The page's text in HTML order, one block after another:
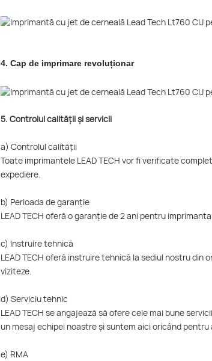
4.Cap de imprimare revoluționar
5. Controlul calității și servicii
a) Controlul calității
Toate imprimantele LEAD TECH vor fi verificate
expediere.
b) Perioada de garanție
LEAD TECH oferă o garanție de 2 ani pentru
c) Instruire tehnică
LEAD TECH oferă instruire tehnică la sediul nostru
viziteze.
d) Serviciu tehnic
LEAD TECH se angajează să ofere cele mai bune
un mesaj echipei noastre și suntem aici oricând pentru
e) RMA